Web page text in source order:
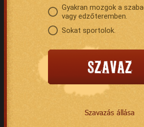
Gyakran mozgok a
vagy edzőteremben.
Sokat sportolok.
Szavazás állása